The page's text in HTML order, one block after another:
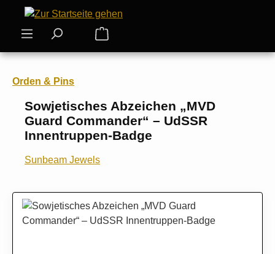
Zum Hauptinhalt springen
Warenkorb enthält 0 Positionen.
Orden & Pins
Sowjetisches Abzeichen „MVD
Guard Commander“ – UdSSR
Innentruppen-Badge
Sunbeam Jewels
Bildergalerie überspringen